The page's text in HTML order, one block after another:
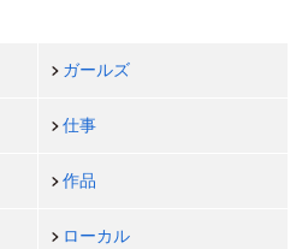
ガールズ
仕事
作品
ローカル